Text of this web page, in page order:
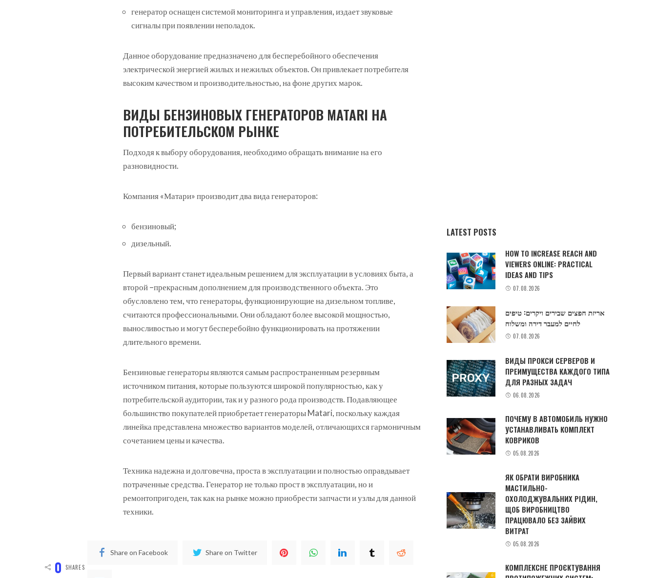
генератор оснащен системой мониторинга и управления, издает звуковые
сигналы при появлении неполадок.
Данное оборудование предназначено для бесперебойного обеспечения
электрической энергией жилых и нежилых объектов. Он привлекает потребителя
высоким качеством и производительностью, на фоне других марок.
ВИДЫ БЕНЗИНОВЫХ ГЕНЕРАТОРОВ MATARI НА
ПОТРЕБИТЕЛЬСКОМ РЫНКЕ
Подходя к выбору оборудования, необходимо обращать внимание на его
разновидности.
Компания «Матари» производит два вида генераторов:
бензиновый;
дизельный.
Первый вариант станет идеальным решением для эксплуатации в условиях быта, а
второй –прекрасным дополнением для производственного объекта. Это
обусловлено тем, что генераторы, функционирующие на дизельном топливе,
считаются профессиональными. Они обладают более высокой мощностью,
выносливостью и могут бесперебойно функционировать на протяжении
длительного времени.
Бензиновые генераторы являются самым распространенным резервным
источником питания, которые пользуются широкой популярностью, как у
потребительской аудитории, так и у разного рода производств. Подавляющее
большинство покупателей приобретает генераторы Matari, поскольку каждая
линейка представлена множество вариантов моделей, отличающихся гармоничным
сочетанием цены и качества.
Техника надежна и долговечна, проста в эксплуатации и полностью оправдывает
потраченные средства. Генератор не только прост в эксплуатации, но и
ремонтопригоден, так как на рынке можно приобрести запчасти и узлы для данной
техники.
0 SHARES
Share on Facebook Share on Twitter
LATEST POSTS
HOW TO INCREASE REACH AND
VIEWERS ONLINE: PRACTICAL
IDEAS AND TIPS
07.08.2026
אריזת חפצים שבירים ויקרים: טיפים
לחיים למעבר דירה ומשלוח
07.08.2026
ВИДЫ ПРОКСИ СЕРВЕРОВ И
ПРЕИМУЩЕСТВА КАЖДОГО ТИПА
ДЛЯ РАЗНЫХ ЗАДАЧ
06.08.2026
ПОЧЕМУ В АВТОМОБИЛЬ НУЖНО
УСТАНАВЛИВАТЬ КОМПЛЕКТ
КОВРИКОВ
05.08.2026
ЯК ОБРАТИ ВИРОБНИКА
МАСТИЛЬНО-
ОХОЛОДЖУВАЛЬНИХ РІДИН,
ЩОБ ВИРОБНИЦТВО
ПРАЦЮВАЛО БЕЗ ЗАЙВИХ
ВИТРАТ
05.08.2026
КОМПЛЕКСНЕ ПРОЄКТУВАННЯ